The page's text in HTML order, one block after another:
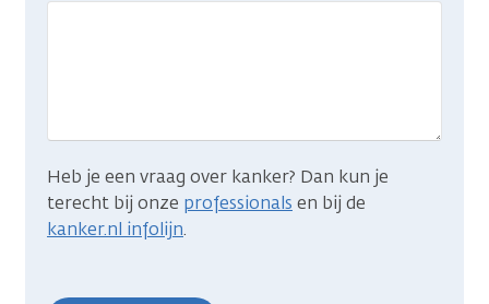
Heb je een vraag over kanker? Dan kun je
terecht bij onze professionals en bij de
kanker.nl infolijn.